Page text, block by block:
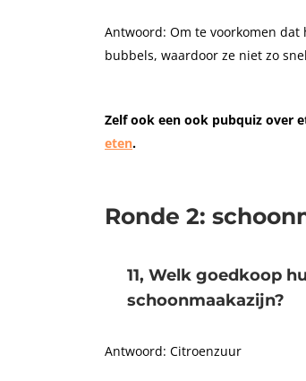
Antwoord: Om te voorkomen
bubbels, waardoor ze niet zo
Zelf ook een ook pubquiz over
eten.
Ronde 2:
11, Welk goedkoop
schoonmaakazijn?
Antwoord: Citroenzuur